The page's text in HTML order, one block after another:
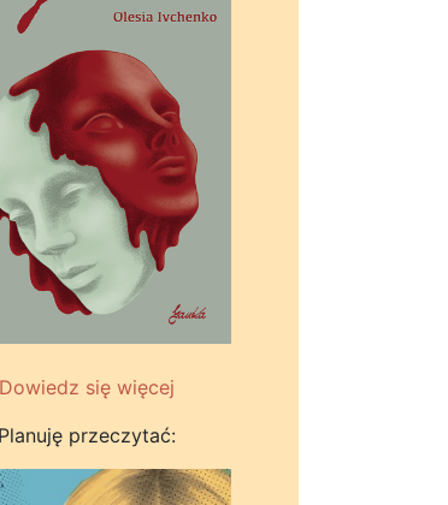
Dowiedz się więcej
Planuję przeczytać: